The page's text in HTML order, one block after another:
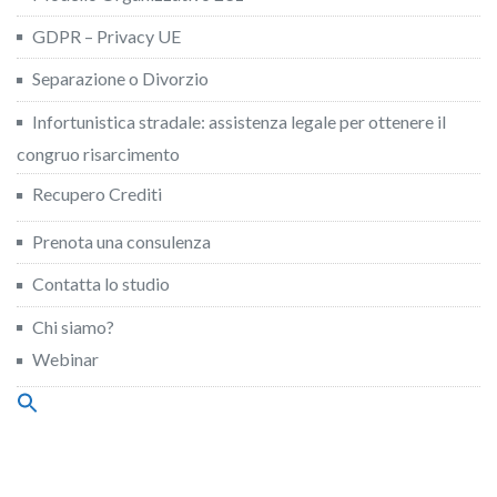
GDPR – Privacy UE
Separazione o Divorzio
Infortunistica stradale: assistenza legale per ottenere il
congruo risarcimento
Recupero Crediti
Prenota una consulenza
Contatta lo studio
Chi siamo?
Webinar
Search